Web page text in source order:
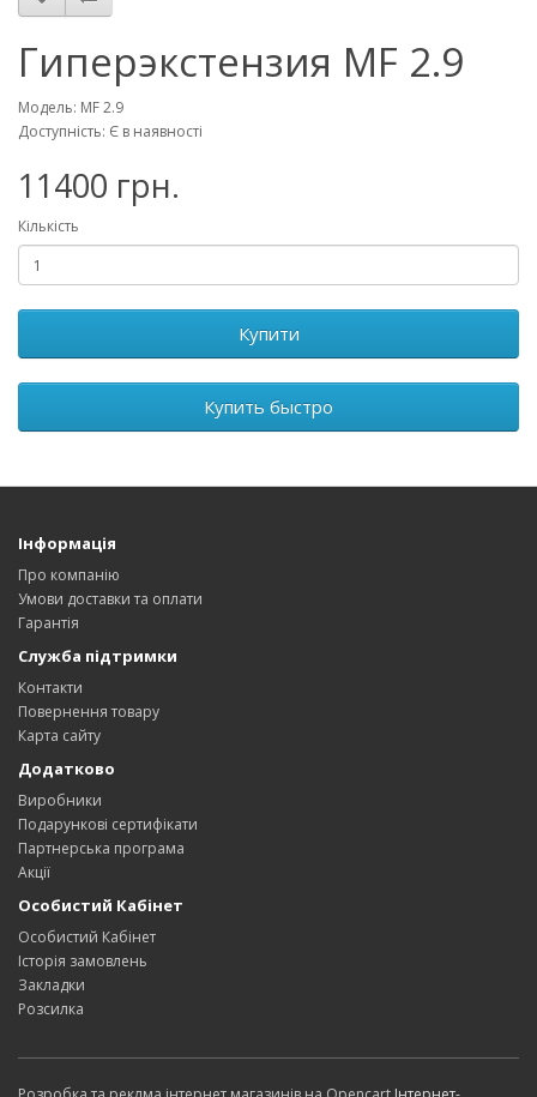
Гиперэкстензия MF 2.9
Модель: MF 2.9
Доступність: Є в наявності
11400 грн.
Кількість
Купити
Купить быстро
Інформація
Про компанію
Умови доставки та оплати
Гарантія
Служба підтримки
Контакти
Повернення товару
Карта сайту
Додатково
Виробники
Подарункові сертифікати
Партнерська програма
Акції
Особистий Кабінет
Особистий Кабінет
Історія замовлень
Закладки
Розсилка